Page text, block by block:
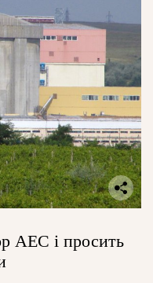
АЕС і просить